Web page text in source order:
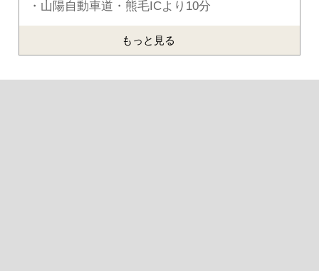
・山陽自動車道・熊毛ICより10分
もっと見る